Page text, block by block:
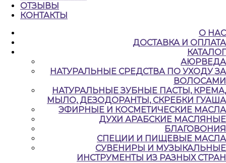
ОТЗЫВЫ
КОНТАКТЫ
ЗАКРЫТЬ
О НАС
ДОСТАВКА И ОПЛАТА
КАТАЛОГ
АЮРВЕДА
НАТУРАЛЬНЫЕ CРЕДСТВА ПО УХОДУ ЗА
ВОЛОСАМИ
НАТУРАЛЬНЫЕ ЗУБНЫЕ ПАСТЫ, КРЕМА,
МЫЛО, ДЕЗОДОРАНТЫ, СКРЕБКИ ГУАША
ЭФИРНЫЕ И КОСМЕТИЧЕСКИЕ МАСЛА
ДУХИ АРАБСКИЕ МАСЛЯНЫЕ
БЛАГОВОНИЯ
СПЕЦИИ И ПИЩЕВЫЕ МАСЛА
СУВЕНИРЫ И МУЗЫКАЛЬНЫЕ
ИНСТРУМЕНТЫ ИЗ РАЗНЫХ СТРАН